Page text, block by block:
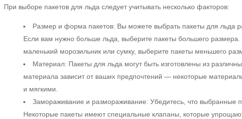
При выборе пакетов для льда следует учитывать несколько факторов:
Размер и форма пакетов: Вы можете выбрать пакеты для льда
Если вам нужно больше льда, выберите пакеты большего
маленький морозильник или сумку, выберите пакеты меньшего
Материал: Пакеты для льда могут быть изготовлены из
материала зависит от ваших предпочтений — некоторые
и мягкими.
Замораживание и размораживание: Убедитесь, что выбранные
Некоторые пакеты имеют специальные клапаны, которые